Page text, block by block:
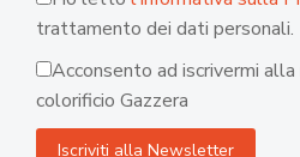
trattamento dei dati personali.
Acconsento ad iscrivermi
colorificio Gazzera